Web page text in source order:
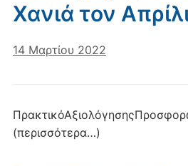
Χανιά τον
14 Μαρτίου 2022
(περισσότερα…)